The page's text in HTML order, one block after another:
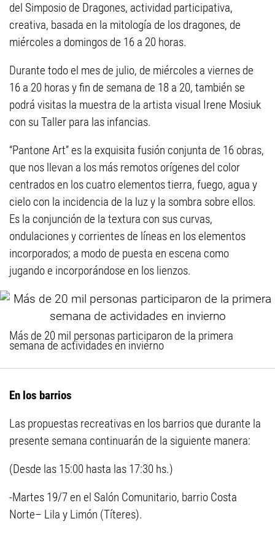
del Simposio de Dragones, actividad participativa,
creativa, basada en la mitología de los dragones, de
miércoles a domingos de 16 a 20 horas.
Durante todo el mes de julio, de miércoles a viernes de
16 a 20 horas y fin de semana de 18 a 20, también se
podrá visitas la muestra de la artista visual Irene Mosiuk
con su Taller para las infancias.
“Pantone Art” es la exquisita fusión conjunta de 16 obras,
que nos llevan a los más remotos orígenes del color
centrados en los cuatro elementos tierra, fuego, agua y
cielo con la incidencia de la luz y la sombra sobre ellos.
Es la conjunción de la textura con sus curvas,
ondulaciones y corrientes de líneas en los elementos
incorporados; a modo de puesta en escena como
jugando e incorporándose en los lienzos.
Más de 20 mil personas participaron de la primera
semana de actividades en invierno
En los barrios
Las propuestas recreativas en los barrios que durante la
presente semana continuarán de la siguiente manera:
(Desde las 15:00 hasta las 17:30 hs.)
-Martes 19/7 en el Salón Comunitario, barrio Costa
Norte– Lila y Limón (Títeres).